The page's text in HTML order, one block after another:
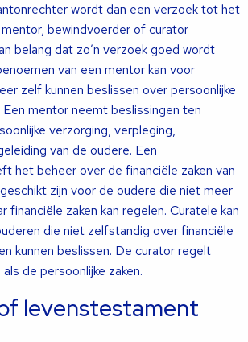
wordt dan een verzoek tot het
bewindvoerder of curator
belang dat zo’n verzoek goed wordt
van een mentor kan voor
zelf kunnen beslissen over persoonlijke
Een mentor neemt beslissingen ten
verzorging, verpleging,
van de oudere. Een
het beheer over de financiële zaken van
zijn voor de oudere die niet meer
financiële zaken kan regelen. Curatele kan
die niet zelfstandig over financiële
kunnen beslissen. De curator regelt
de persoonlijke zaken.
levenstestament